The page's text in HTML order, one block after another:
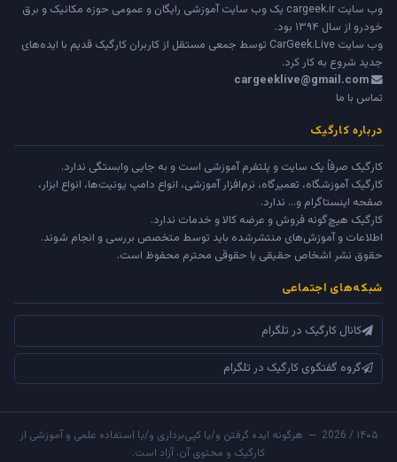
وب سایت cargeek.ir یک وب سایت آموزشی رایگان و عمومی حوزه مکانیک و برق
خودرو از سال ۱۳۹۴ بود.
وب سایت CarGeek.Live توسط جمعی مستقل از کاربران کارگیک قدیم با ایده‌های
جدید شروع به کار کرد.
cargeeklive@gmail.com
تماس با ما
درباره کارگیک
کارگیک صرفاً یک سایت و پلتفرم آموزشی است و به جایی وابستگی ندارد.
کارگیک آموزشگاه، تعمیرگاه، نرم‌افزار آموزشی، انواع دامپ یونیت‌ها، انواع ابزار،
صفحه اینستاگرام و... ندارد.
کارگیک هیچ‌گونه فروش و عرضه کالا و خدمات ندارد.
اطلاعات و آموزش‌های منتشرشده باید توسط متخصص بررسی و انجام شوند.
حقوق نشر اشخاص حقیقی یا حقوقی محترم محفوظ است.
شبکه‌های اجتماعی
کانال کارگیک در تلگرام
گروه گفتگوی کارگیک در تلگرام
۱۴۰۵ / 2026 — هرگونه ایده گرفتن و/یا کپی‌برداری و/یا استفاده علمی و آموزشی از
کارگیک و محتوی آن، آزاد است.